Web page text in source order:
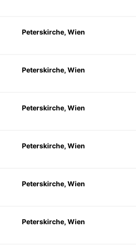
Peterskirche, Wien
Peterskirche, Wien
Peterskirche, Wien
Peterskirche, Wien
Peterskirche, Wien
Peterskirche, Wien